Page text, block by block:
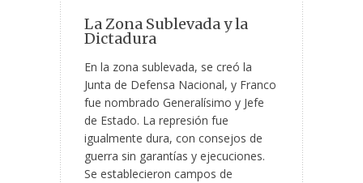
La Zona Sublevada y la
Dictadura
En la zona sublevada, se creó la
Junta de Defensa Nacional, y Franco
fue nombrado Generalísimo y Jefe
de Estado. La represión fue
igualmente dura, con consejos de
guerra sin garantías y ejecuciones.
Se establecieron campos de